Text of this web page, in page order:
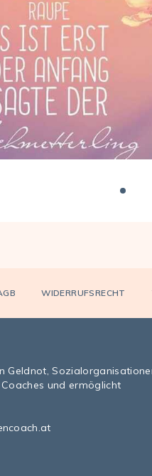
WIDERRUFSRECHT
Geldnot,
und ermöglicht